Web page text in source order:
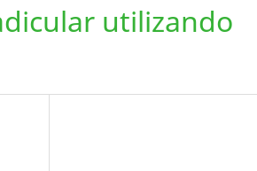
utilizando